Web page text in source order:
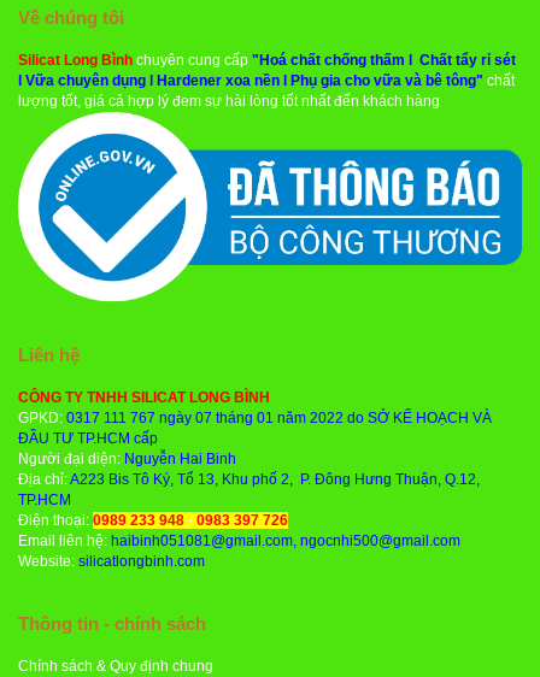
Về chúng tôi
Silicat Long Bình chuyên cung cấp " Hoá chất chống thấm
Chất tẩy rỉ sét
Vữa chuyên dụng Hardener xoa nền Phụ gia cho vữa và bê tông" chất
lượng tốt, giá cả hợp lý đem sự hài lòng tốt nhất đến khách hàng
Liên hệ
CÔNG TY TNHH SILICAT LONG BÌNH
GPKD: 0317 111 767 ngày 07 tháng 01 năm 2022 do SỞ KẾ HOẠCH VÀ
ĐẦU TƯ TP.HCM cấp
Người đại diện: Nguyễn Hai Binh
Địa chỉ:A223 Bis Tô Ký, Tổ 13, Khu phố 2, P. Đông Hưng Thuận, Q.12,
TP.HCM
Điện thoại: 0989 233 948 - 0983 397 726
Email liên hệ: haibinh051081@gmail.com, ngocnhi500@gmail.com
Website: silicatlongbinh.com
Thông tin - chính sách
Chính sách & Quy định chung